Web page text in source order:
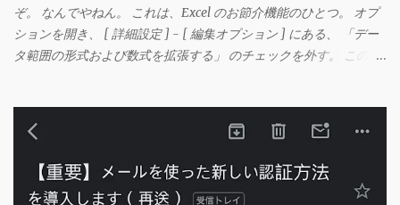
ぞ。 なんでやねん。 これは、Excel のお節介機能のひとつ。 オプ
ションを開き、 [ 詳細設定 ] - [ 編集オプション ] にある、 「デー
タ範囲の形式および数式を拡張する」 のチェックを外す。 この機
うです。 このオプションを解除して、他のセル（取り消し線の書
式がないセル）をコピーしてから、もう一度入力してみます。 今
度は大丈夫です。 Mac の場合、画面上部にあるメニューの
「Excel」をクリックして環境設定を開きます（「command + ,